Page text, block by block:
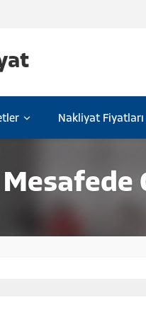
Nakliyat Fiyatları